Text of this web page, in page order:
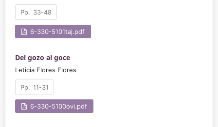
33-48
6-330-5101taj.pdf
Del gozo al goce
Leticia Flores Flores
11-31
6-330-5100ovi.pdf